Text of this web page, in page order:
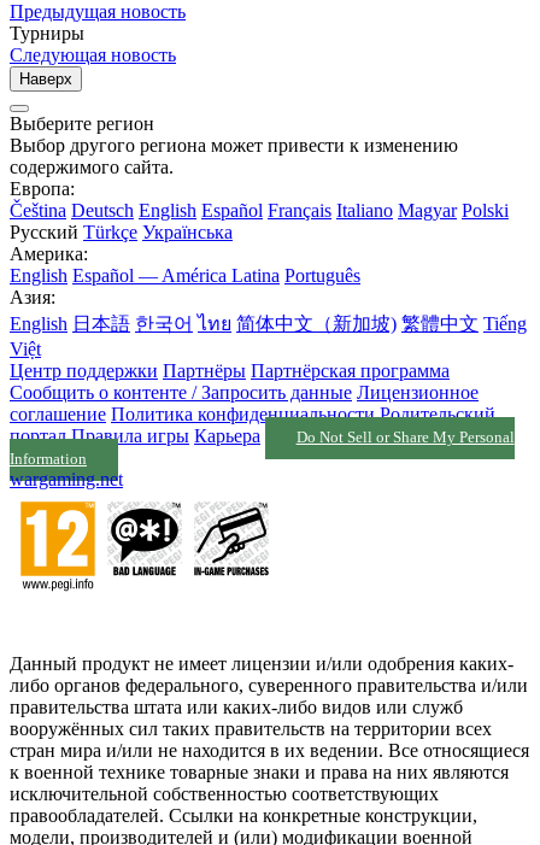
Предыдущая новость
Турниры
Следующая новость
Наверх
Выберите регион
Выбор другого региона может привести к изменению
содержимого сайта.
Европа:
Čeština Deutsch English Español Français Italiano Magyar Polski
Русский Türkçe Українська
Америка:
English Español — América Latina Português
Азия:
English 日本語 한국어 ไทย 简体中文（新加坡) 繁體中文 Tiếng
Việt
Центр поддержки Партнёры Партнёрская программа
Сообщить о контенте / Запросить данные Лицензионное
соглашение Политика конфиденциальности Родительский
портал Правила игры Карьера
Do Not Sell or Share My Personal
Information
wargaming.net
Данный продукт не имеет лицензии и/или одобрения каких-
либо органов федерального, суверенного правительства и/или
правительства штата или каких-либо видов или служб
вооружённых сил таких правительств на территории всех
стран мира и/или не находится в их ведении. Все относящиеся
к военной технике товарные знаки и права на них являются
исключительной собственностью соответствующих
правообладателей. Ссылки на конкретные конструкции,
модели, производителей и (или) модификации военной